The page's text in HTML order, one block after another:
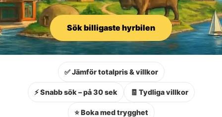
Sök billigaste hyrbilen
✅ Jämför totalpris & villkor
⚡ Snabb sök – på 30 sek 🧾 Tydliga villkor
⭐ Boka med trygghet